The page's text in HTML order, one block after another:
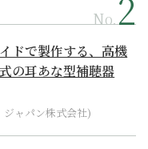
No.
ドで製作する、高機
の耳あな型補聴器
ジャパン株式会社)